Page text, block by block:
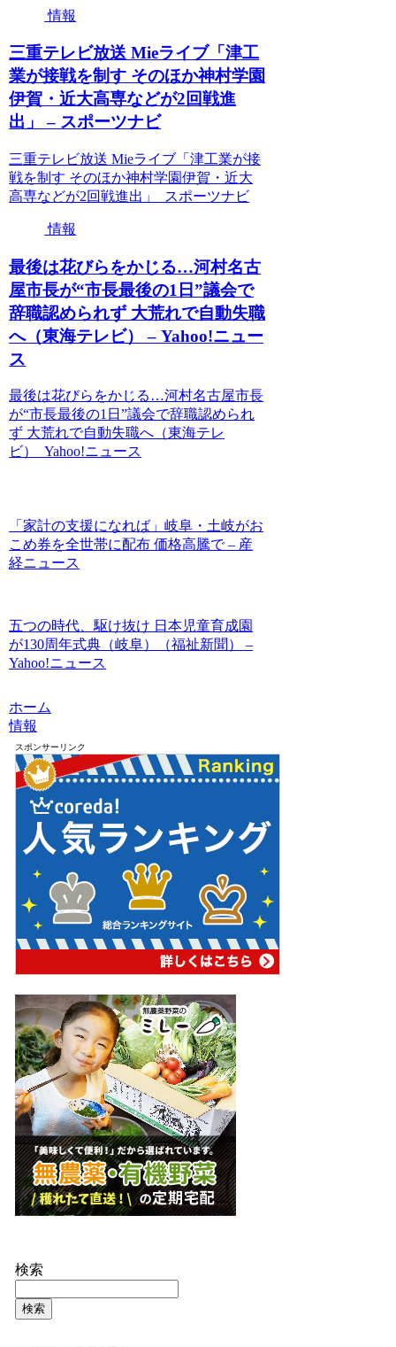
情報
三重テレビ放送 Mieライブ「津工
業が接戦を制す そのほか神村学園
伊賀・近大高専などが2回戦進
出」 – スポーツナビ
三重テレビ放送 Mieライブ「津工業が接
戦を制す そのほか神村学園伊賀・近大
高専などが2回戦進出」 スポーツナビ
情報
最後は花びらをかじる…河村名古
屋市長が“市長最後の1日”議会で
辞職認められず 大荒れで自動失職
へ（東海テレビ） – Yahoo!ニュー
ス
最後は花びらをかじる…河村名古屋市長
が“市長最後の1日”議会で辞職認められ
ず 大荒れで自動失職へ（東海テレ
ビ） Yahoo!ニュース
「家計の支援になれば」岐阜・土岐がお
こめ券を全世帯に配布 価格高騰で – 産
経ニュース
五つの時代、駆け抜け 日本児童育成園
が130周年式典（岐阜）（福祉新聞） –
Yahoo!ニュース
ホーム
情報
スポンサーリンク
検索
検索